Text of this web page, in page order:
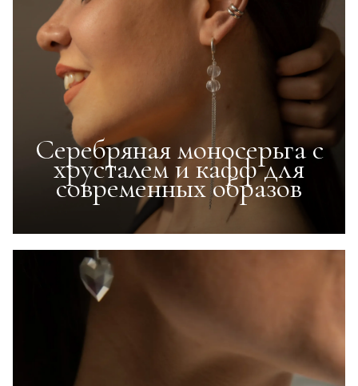
Серебряная моносерьга с
хрусталем и кафф для
современных образов